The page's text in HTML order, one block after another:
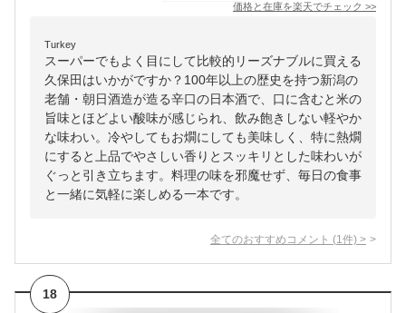
価格と在庫を楽天でチェック >>
Turkey
スーパーでもよく目にして比較的リーズナブルに買える
久保田はいかがですか？100年以上の歴史を持つ新潟の
老舗・朝日酒造が造る辛口の日本酒で、口に含むと米の
旨味とほどよい酸味が感じられ、飲み飽きしない軽やか
な味わい。冷やしてもお燗にしても美味しく、特に熱燗
にすると上品でやさしい香りとスッキリとした味わいが
ぐっと引き立ちます。料理の味を邪魔せず、毎日の食事
と一緒に気軽に楽しめる一本です。
全てのおすすめコメント (1 件) >
18